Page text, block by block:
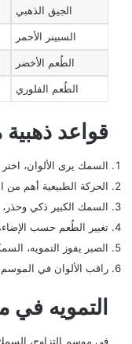
الجيق الذهبي
السبينر الأحمر
الطُعم الأخضر
الطُعم الفلوري
قواعد
السمك يرى الألوان، اختر
الحركة الطبيعية أهم من
السمك الكبير ذكي وحذر،
تغيير الطُعم حسب
الصبر يفوز التمويه،
راقب الألوان في الموسم
التمويه في
في موسم التزاوج،